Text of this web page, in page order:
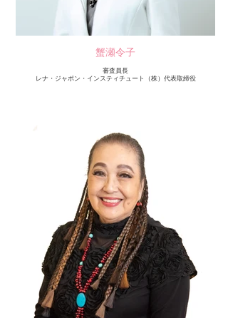
蟹瀬令子
審査員長
レナ・ジャポン・インスティチュート（株）代表取締役